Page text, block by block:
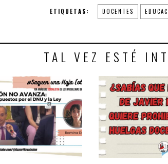
ETIQUETAS: DOCENTES
TAL VEZ ESTÉ